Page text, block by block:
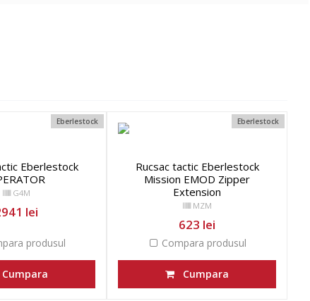
Eberlestock
Eberlestock
G4M
lei
produsul
Cumpara
Eberlestock
Rucsac tactic Eberlestock
Mission EMOD Zipper
Extension
MZM
623 lei
Compara produsul
Cumpara